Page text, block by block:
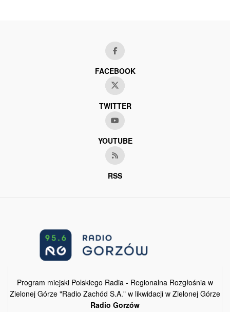
FACEBOOK
TWITTER
YOUTUBE
RSS
Program miejski Polskiego Radia - Regionalna Rozgłośnia w
Zielonej Górze "Radio Zachód S.A." w likwidacji w Zielonej Górze
Radio Gorzów